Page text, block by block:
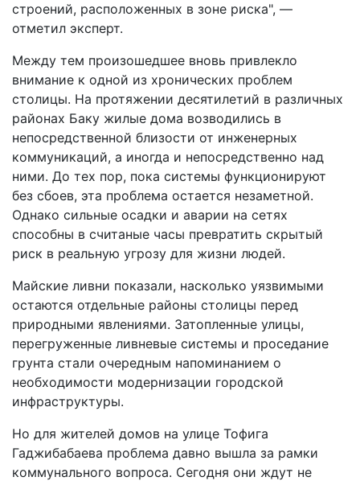
строений, расположенных в зоне риска", —
отметил эксперт.
Между тем произошедшее вновь привлекло
внимание к одной из хронических проблем
столицы. На протяжении десятилетий в различных
районах Баку жилые дома возводились в
непосредственной близости от инженерных
коммуникаций, а иногда и непосредственно над
ними. До тех пор, пока системы функционируют
без сбоев, эта проблема остается незаметной.
Однако сильные осадки и аварии на сетях
способны в считаные часы превратить скрытый
риск в реальную угрозу для жизни людей.
Майские ливни показали, насколько уязвимыми
остаются отдельные районы столицы перед
природными явлениями. Затопленные улицы,
перегруженные ливневые системы и проседание
грунта стали очередным напоминанием о
необходимости модернизации городской
инфраструктуры.
Но для жителей домов на улице Тофига
Гаджибабаева проблема давно вышла за рамки
коммунального вопроса. Сегодня они ждут не